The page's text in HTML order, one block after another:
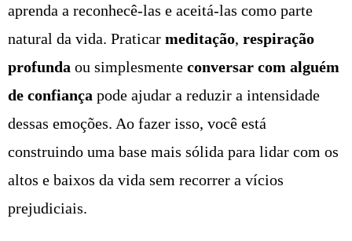
aprenda a reconhecê-las e aceitá-las como parte
natural da vida. Praticar meditação, respiração
profunda ou simplesmente conversar com alguém
de confiança pode ajudar a reduzir a intensidade
dessas emoções. Ao fazer isso, você está
construindo uma base mais sólida para lidar com os
altos e baixos da vida sem recorrer a vícios
prejudiciais.